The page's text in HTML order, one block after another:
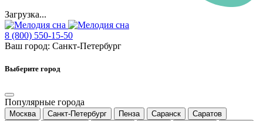
Загрузка...
8 (800) 550-15-50
Ваш город: Санкт-Петербург
Выберите город
Популярные города
Москва Санкт-Петербург Пенза Саранск
Саратов